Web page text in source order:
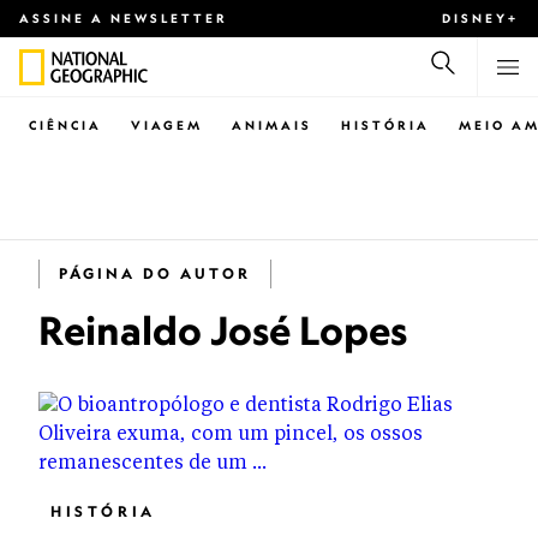
ASSINE A NEWSLETTER DISNEY+
CIÊNCIA VIAGEM ANIMAIS HISTÓRIA MEIO
PÁGINA DO AUTOR
Reinaldo José Lopes
HISTÓRIA